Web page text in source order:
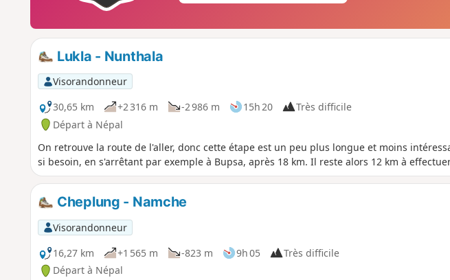
Lukla - Nunthala
Visorandonneur
30,65 km
+2 316 m -2 986 m 15h 20
Très difficile
Départ à Népal
On retrouve la route de l'aller, donc cette étape est un peu plus longue et moins
si besoin, en s'arrêtant par exemple à Bupsa, après 18 km. Il reste alors 12 km à
Cheplung - Namche
Visorandonneur
16,27 km
+1 565 m -823 m 9h 05
Très difficile
Départ à Népal